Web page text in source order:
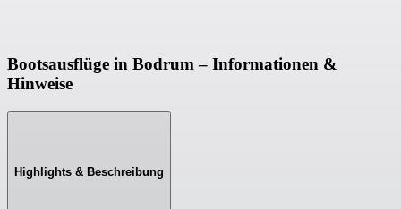
Bootsausflüge in Bodrum – Informationen &
Hinweise
Highlights & Beschreibung